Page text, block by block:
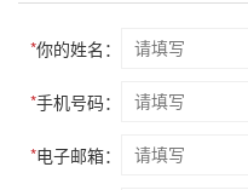
*你的姓名：
*手机号码：
*电子邮箱：